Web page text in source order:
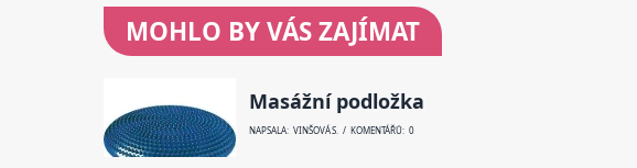
MOHLO BY VÁS ZAJÍMAT
Masážní podložka
NAPSALA: VINŠOVÁ S. / KOMENTÁŘŮ: 0